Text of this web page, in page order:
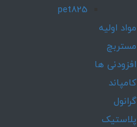
pet825
مواد اولیه
مستربچ
افزودنی ها
کامپاند
گرانول
پلاستیک